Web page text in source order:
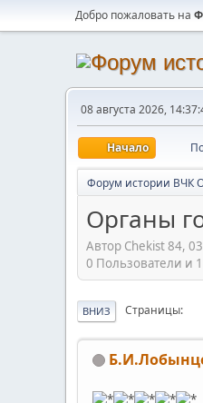
Добро пожаловать на
08 августа 2026,
Начало
Форум истории ВЧК
Органы
Автор Chekist 84,
0 Пользователи и
ВНИЗ Страницы